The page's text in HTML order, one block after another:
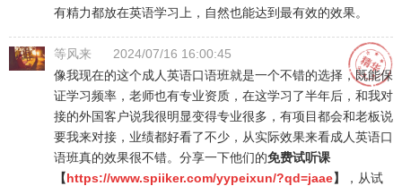
有精力都放在英语学习上，自然也能达到最有效的效果。
等风来
2024/07/16 16:00:45
像我现在的这个成人英语口语班就是一个不错的选择，既能保
证学习频率，老师也有专业资质，在这学习了半年后，和我对
接的外国客户说我很明显变得专业很多，有项目都会和老板说
要我来对接，业绩都好看了不少，从实际效果来看成人英语口
语班真的效果很不错。分享一下他们的免费试听课
【https://www.spiiker.com/yypeixun/?qd=jaae】
，从试